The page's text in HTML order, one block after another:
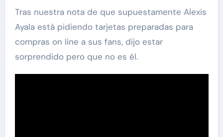
Tras nuestra nota de que supuestamente Alexis
Ayala está pidiendo tarjetas preparadas para
compras on line a sus fans, dijo estar
sorprendido pero que no es él.